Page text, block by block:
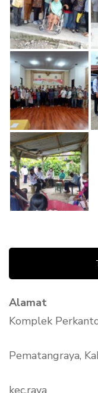
Alamat
Komplek
Pematangraya,
kec.raya